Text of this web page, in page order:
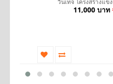
11,000 บาท